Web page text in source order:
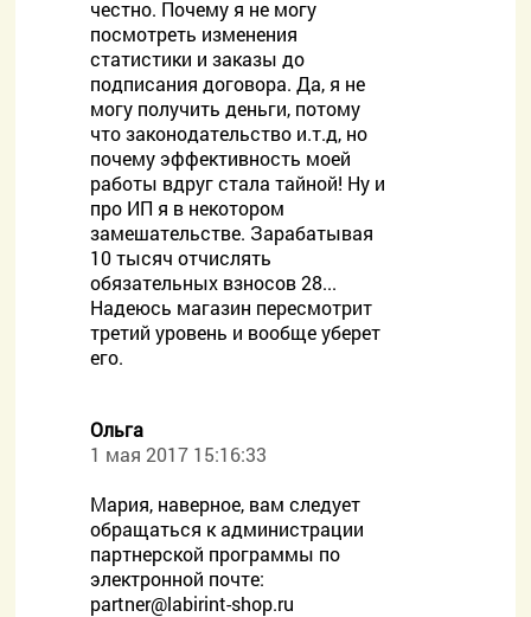
честно. Почему я не могу
посмотреть изменения
статистики и заказы до
подписания договора. Да, я не
могу получить деньги, потому
что законодательство и.т.д, но
почему эффективность моей
работы вдруг стала тайной! Ну и
про ИП я в некотором
замешательстве. Зарабатывая
10 тысяч отчислять
обязательных взносов 28...
Надеюсь магазин пересмотрит
третий уровень и вообще уберет
его.
Ольга
1 мая 2017 15:16:33
Мария, наверное, вам следует
обращаться к администрации
партнерской программы по
электронной почте:
partner@labirint-shop.ru